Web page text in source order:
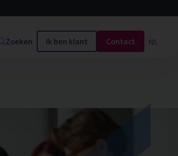
Zoeken Ik ben klant Contact NL